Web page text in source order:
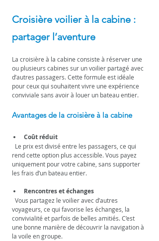
Croisière voilier à la cabine :
partager l’aventure
La croisière à la cabine consiste à réserver une
ou plusieurs cabines sur un voilier partagé avec
d’autres passagers. Cette formule est idéale
pour ceux qui souhaitent vivre une expérience
conviviale sans avoir à louer un bateau entier.
Avantages de la croisière à la cabine
Coût réduit
rend cette option plus accessible. Vous payez
uniquement pour votre cabine, sans supporter
les frais d’un bateau entier.
Rencontres et échanges
voyageurs, ce qui favorise les échanges, la
convivialité et parfois de belles amitiés. C’est
une bonne manière de découvrir la navigation à
la voile en groupe.